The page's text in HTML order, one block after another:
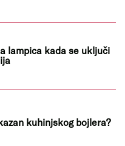
lampica kada se uključi
kuhinjskog bojlera?